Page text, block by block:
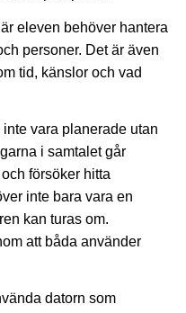
eleven behöver hantera
personer. Det är även
tid, känslor och vad
vara planerade utan
i samtalet går
försöker hitta
inte bara vara en
kan turas om.
att båda använder
datorn som